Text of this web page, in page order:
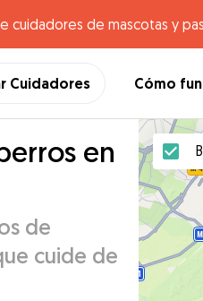
cuidadores de mascotas y
Cuidadores Cómo
en
de
cuide de